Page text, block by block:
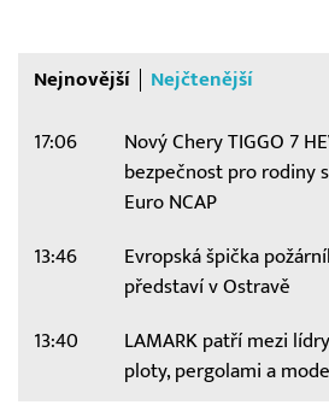
Nejnovější Nejčtenější
17:06
Nový Chery TIGGO 7
bezpečnost pro rodiny
Euro NCAP
13:46
Evropská špička
představí v Ostravě
13:40
LAMARK patří mezi
ploty, pergolami a